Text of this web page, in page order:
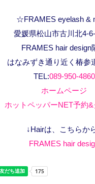
☆FRAMES eyelash &
愛媛県松山市古川北4-
FRAMES hair design
はなみずき通り近く椿参
TEL:089-950-4860
ホームページ
ホットペッパーNET予約
↓Hairは、こちらか
FRAMES hair